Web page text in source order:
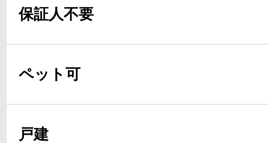
保証人不要
ペット可
戸建